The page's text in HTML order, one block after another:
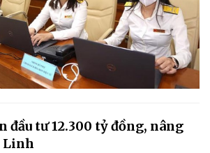
đầu tư 12.300 tỷ đồng, nâng
Linh